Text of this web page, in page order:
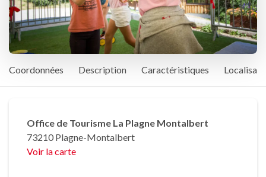
Coordonnées Description Caractéristiques
Office de Tourisme La Plagne Montalbert
73210 Plagne-Montalbert
Voir la carte